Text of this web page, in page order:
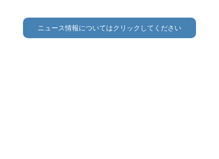
ニュース情報についてはクリックしてください